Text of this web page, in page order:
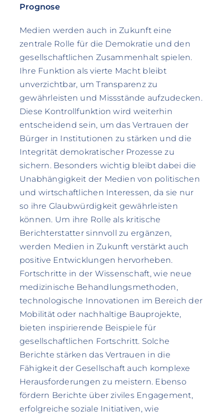
Prognose
Medien werden auch in Zukunft eine
zentrale Rolle für die Demokratie und den
gesellschaftlichen Zusammenhalt spielen.
Ihre Funktion als vierte Macht bleibt
unverzichtbar, um Transparenz zu
gewährleisten und Missstände aufzudecken.
Diese Kontrollfunktion wird weiterhin
entscheidend sein, um das Vertrauen der
Bürger in Institutionen zu stärken und die
Integrität demokratischer Prozesse zu
sichern. Besonders wichtig bleibt dabei die
Unabhängigkeit der Medien von politischen
und wirtschaftlichen Interessen, da sie nur
so ihre Glaubwürdigkeit gewährleisten
können. Um ihre Rolle als kritische
Berichterstatter sinnvoll zu ergänzen,
werden Medien in Zukunft verstärkt auch
positive Entwicklungen hervorheben.
Fortschritte in der Wissenschaft, wie neue
medizinische Behandlungsmethoden,
technologische Innovationen im Bereich der
Mobilität oder nachhaltige Bauprojekte,
bieten inspirierende Beispiele für
gesellschaftlichen Fortschritt. Solche
Berichte stärken das Vertrauen in die
Fähigkeit der Gesellschaft auch komplexe
Herausforderungen zu meistern. Ebenso
fördern Berichte über ziviles Engagement,
erfolgreiche soziale Initiativen, wie